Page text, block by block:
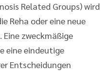
Related Groups) wird
Reha oder eine neue
zweckmäßige
eine eindeutige
Entscheidungen